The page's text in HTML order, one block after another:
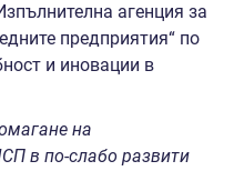
агенция за
предприятия“ по
и иновации в
на
в по-слабо развити